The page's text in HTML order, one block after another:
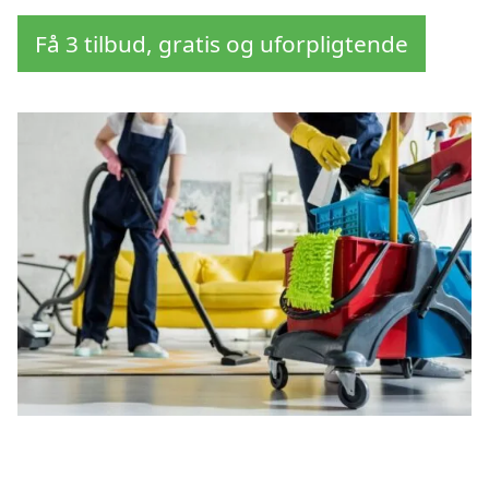
Få 3 tilbud, gratis og uforpligtende